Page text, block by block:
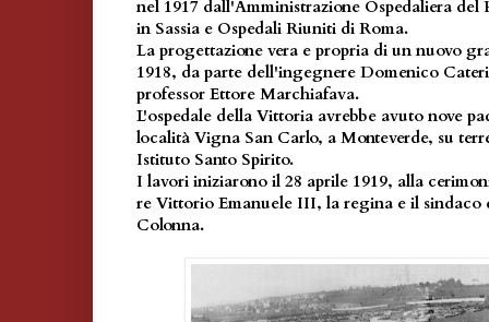
nel 1917 dall'Amministrazione Ospedaliera
in Sassia e Ospedali Riuniti di Roma.
La progettazione vera e propria di un nuovo
1918, da parte dell'ingegnere Domenico
professor Ettore Marchiafava.
L'ospedale della Vittoria avrebbe avuto nove
località Vigna San Carlo, a Monteverde, su
Istituto Santo Spirito.
I lavori iniziarono il 28 aprile 1919, alla
re Vittorio Emanuele III, la regina e il sindaco
Colonna.